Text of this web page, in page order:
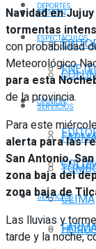
OPINIÓN
SERVICIOS
CLIMA
DEPORTES
ESPECTÁCULOS
FNE
OPINIÓN
SERVICIOS
Navidad en
tormentas
con probabilidad
Meteorológico
para esta
de la provincia.
Para este
alerta para las
San Antonio,
zona baja del
zona baja de
Las lluvias y
tarde y la noche,